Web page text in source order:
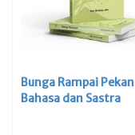
Bunga Rampai Pekan
Bahasa dan Sastra